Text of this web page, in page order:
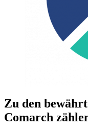
Zu den
Comarch